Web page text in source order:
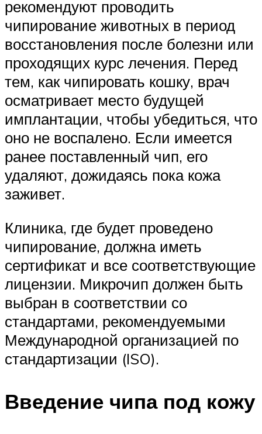
рекомендуют проводить
чипирование животных в период
восстановления после болезни или
проходящих курс лечения. Перед
тем, как чипировать кошку, врач
осматривает место будущей
имплантации, чтобы убедиться, что
оно не воспалено. Если имеется
ранее поставленный чип, его
удаляют, дожидаясь пока кожа
заживет.
Клиника, где будет проведено
чипирование, должна иметь
сертификат и все соответствующие
лицензии. Микрочип должен быть
выбран в соответствии со
стандартами, рекомендуемыми
Международной организацией по
стандартизации (ISO).
Введение чипа под кожу